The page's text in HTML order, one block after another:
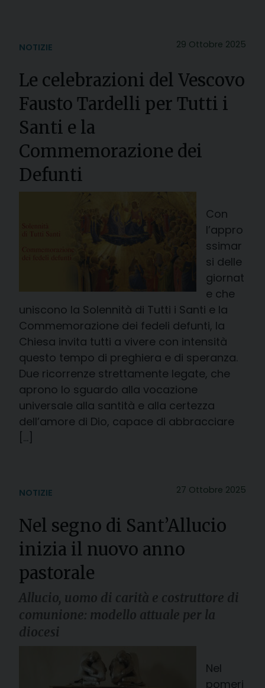
29 Ottobre 2025
NOTIZIE
Le celebrazioni del Vescovo
Fausto Tardelli per Tutti i
Santi e la
Commemorazione dei
Defunti
Con
l’appro
ssimar
si delle
giornat
e che
uniscono la Solennità di Tutti i Santi e la
Commemorazione dei fedeli defunti, la
Chiesa invita tutti a vivere con intensità
questo tempo di preghiera e di speranza.
Due ricorrenze strettamente legate, che
aprono lo sguardo alla vocazione
universale alla santità e alla certezza
dell’amore di Dio, capace di abbracciare
[…]
27 Ottobre 2025
NOTIZIE
Nel segno di Sant’Allucio
inizia il nuovo anno
pastorale
Allucio, uomo di carità e costruttore di
comunione: modello attuale per la
diocesi
Nel
pomeri